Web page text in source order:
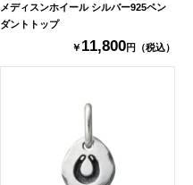
メディスンホイール シルバー925ペン
ダントトップ
￥ 11,800円（税込）